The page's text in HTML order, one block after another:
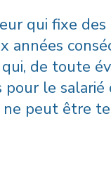
qui fixe
années
de toute
le salarié
peut être